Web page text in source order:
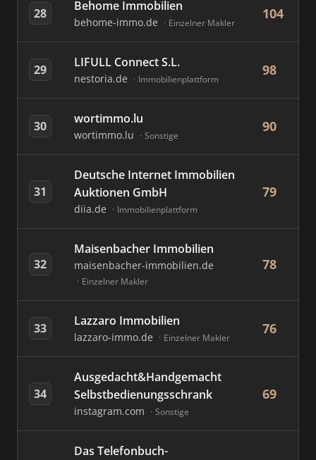
28 Behome Immobilien
behome-immo.de Einzelner Makler
104
29 LIFULL Connect S.L.
nestoria.de Immobilienplattform
98
30 wortimmo.lu
wortimmo.lu Sonstige
90
31
Deutsche Internet Immobilien
Auktionen GmbH
diia.de Immobilienplattform
79
32
Maisenbacher Immobilien
maisenbacher-immobilien.de
Einzelner Makler
78
33 Lazzaro Immobilien
lazzaro-immo.de Einzelner Makler
76
34
Ausgedacht&Handgemacht
Selbstbedienungsschrank
instagram.com Sonstige
69
Das Telefonbuch-